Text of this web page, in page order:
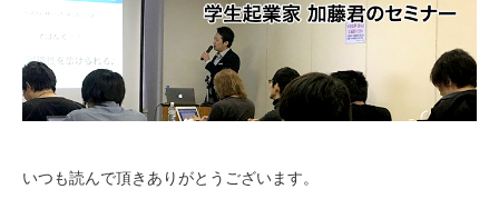
いつも読んで頂きありがとうございます。